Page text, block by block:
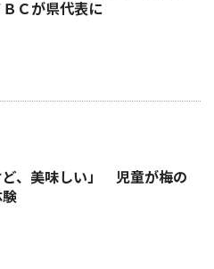
Ｃが県代表に
ど、美味しい」 児童が梅の